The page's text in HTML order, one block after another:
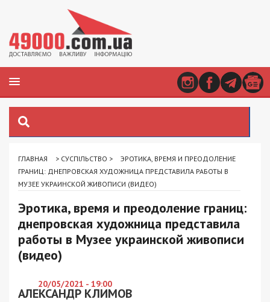
ГЛАВНАЯ > СУСПІЛЬСТВО >
ЭРОТИКА, ВРЕМЯ И ПРЕОДОЛЕНИЕ
ГРАНИЦ: ДНЕПРОВСКАЯ ХУДОЖНИЦА ПРЕДСТАВИЛА РАБОТЫ В
МУЗЕЕ УКРАИНСКОЙ ЖИВОПИСИ (ВИДЕО)
Эротика, время и преодоление границ:
днепровская художница представила
работы в Музее украинской живописи
(видео)
20/05/2021 - 19:00
АЛЕКСАНДР КЛИМОВ